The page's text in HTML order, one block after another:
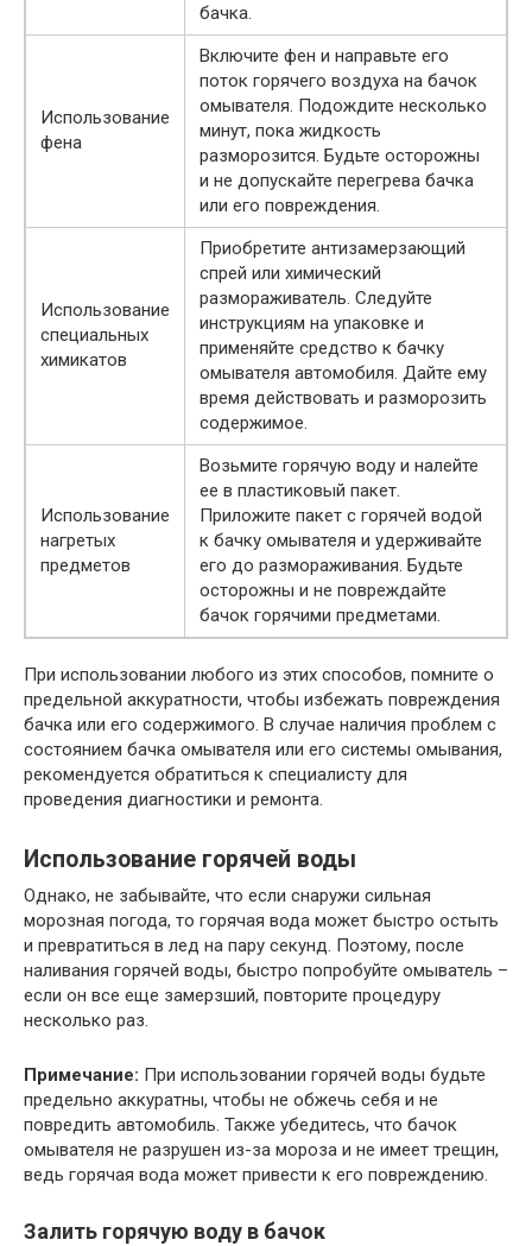
бачка.
Использование
фена
Включите фен и направьте его
поток горячего воздуха на бачок
омывателя. Подождите несколько
минут, пока жидкость
разморозится. Будьте осторожны
и не допускайте перегрева бачка
или его повреждения.
Использование
специальных
химикатов
Приобретите антизамерзающий
спрей или химический
размораживатель. Следуйте
инструкциям на упаковке и
применяйте средство к бачку
омывателя автомобиля. Дайте ему
время действовать и разморозить
содержимое.
Использование
нагретых
предметов
Возьмите горячую воду и налейте
ее в пластиковый пакет.
Приложите пакет с горячей водой
к бачку омывателя и удерживайте
его до размораживания. Будьте
осторожны и не повреждайте
бачок горячими предметами.
При использовании любого из этих способов, помните о
предельной аккуратности, чтобы избежать повреждения
бачка или его содержимого. В случае наличия проблем с
состоянием бачка омывателя или его системы омывания,
рекомендуется обратиться к специалисту для
проведения диагностики и ремонта.
Использование горячей воды
Однако, не забывайте, что если снаружи сильная
морозная погода, то горячая вода может быстро остыть
и превратиться в лед на пару секунд. Поэтому, после
наливания горячей воды, быстро попробуйте омыватель –
если он все еще замерзший, повторите процедуру
несколько раз.
Примечание: При использовании горячей воды будьте
предельно аккуратны, чтобы не обжечь себя и не
повредить автомобиль. Также убедитесь, что бачок
омывателя не разрушен из-за мороза и не имеет трещин,
ведь горячая вода может привести к его повреждению.
Залить горячую воду в бачок